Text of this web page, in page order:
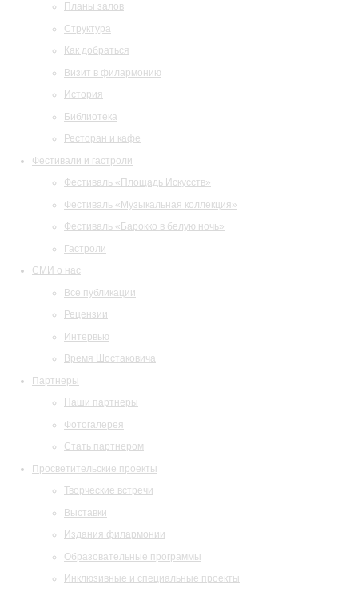
Планы залов
Структура
Как добраться
Визит в филармонию
История
Библиотека
Ресторан и кафе
Фестивали и гастроли
Фестиваль «Площадь Искусств»
Фестиваль «Музыкальная коллекция»
Фестиваль «Барокко в белую ночь»
Гастроли
СМИ о нас
Все публикации
Рецензии
Интервью
Время Шостаковича
Партнеры
Наши партнеры
Фотогалерея
Стать партнером
Просветительские проекты
Творческие встречи
Выставки
Издания филармонии
Образовательные программы
Инклюзивные и специальные проекты